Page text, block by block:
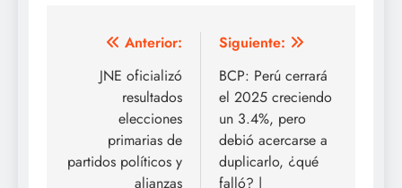
Navegación
entradas
Anterior:
JNE oficializó
resultados
elecciones
primarias de
partidos políticos y
alianzas
Siguiente:
BCP: Perú cerrará
el 2025 creciendo
un 3.4%, pero
debió acercarse a
duplicarlo, ¿qué
falló? |